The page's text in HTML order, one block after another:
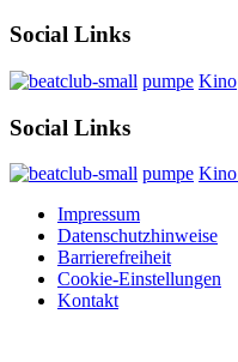
Social Links
pumpe Kino
Social Links
pumpe Kino
Impressum
Datenschutzhinweise
Barrierefreiheit
Cookie-Einstellungen
Kontakt